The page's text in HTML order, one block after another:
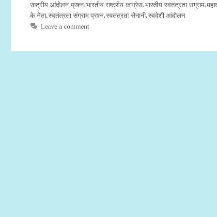
राष्ट्रीय आंदोलन प्रश्न, भारतीय राष्ट्रीय कांग्रेस, भारतीय स्वतंत्रता संग्राम,
के नेता, स्वतंत्रता संग्राम प्रश्न, स्वतंत्रता सेनानी, स्वदेशी आंदोलन
Leave a comment